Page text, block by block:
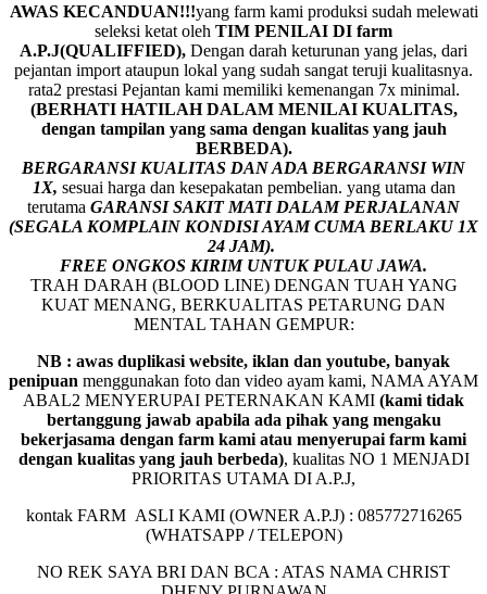
AWAS KECANDUAN!!!yang farm kami produksi sudah melewati
seleksi ketat oleh TIM PENILAI DI farm
A.P.J(QUALIFFIED), Dengan darah keturunan yang jelas, dari
pejantan import ataupun lokal yang sudah sangat teruji kualitasnya.
rata2 prestasi Pejantan kami memiliki kemenangan 7x minimal.
(BERHATI HATILAH DALAM MENILAI KUALITAS,
dengan tampilan yang sama dengan kualitas yang jauh
BERBEDA).
BERGARANSI KUALITAS DAN ADA BERGARANSI WIN
1X, sesuai harga dan kesepakatan pembelian. yang utama dan
terutama GARANSI SAKIT MATI DALAM PERJALANAN
(SEGALA KOMPLAIN KONDISI AYAM CUMA BERLAKU 1X
24 JAM).
FREE ONGKOS KIRIM UNTUK PULAU JAWA.
TRAH DARAH (BLOOD LINE) DENGAN TUAH YANG
KUAT MENANG, BERKUALITAS PETARUNG DAN
MENTAL TAHAN GEMPUR:
NB : awas duplikasi website, iklan dan youtube, banyak
penipuan menggunakan foto dan video ayam kami, NAMA AYAM
ABAL2 MENYERUPAI PETERNAKAN KAMI (kami tidak
bertanggung jawab apabila ada pihak yang mengaku
bekerjasama dengan farm kami atau menyerupai farm kami
dengan kualitas yang jauh berbeda), kualitas NO 1 MENJADI
PRIORITAS UTAMA DI A.P.J,
kontak FARM ASLI KAMI (OWNER A.P.J) : 085772716265
(WHATSAPP /TELEPON)
NO REK SAYA BRI DAN BCA : ATAS NAMA CHRIST